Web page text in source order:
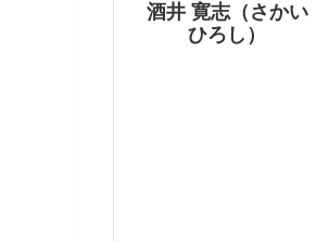
酒井 寛志（さかい
ひろし）